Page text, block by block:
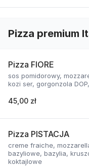
Pizza premium
Pizza FIORE
sos pomidorowy,
kozi ser, gorgonzola
45,00 zł
Pizza PISTACJA
creme fraiche,
bazyliowe, bazylia,
koktajlowe